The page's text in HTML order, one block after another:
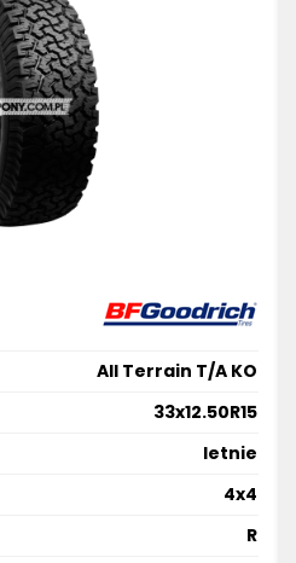
All Terrain T/A KO
33x12.50R15
letnie
4x4
R